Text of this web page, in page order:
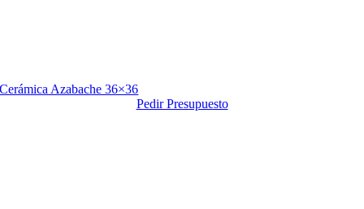
Cerámica Azabache 36×36
Pedir Presupuesto